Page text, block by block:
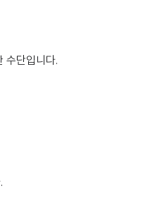
수단입니다.